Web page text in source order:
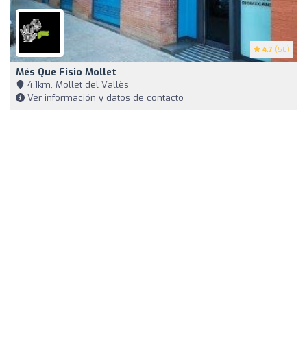
4.7 (50)
Més Que Fisio Mollet
4,1km, Mollet del Vallès
Ver información y datos de contacto